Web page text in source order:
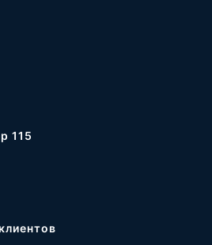
115